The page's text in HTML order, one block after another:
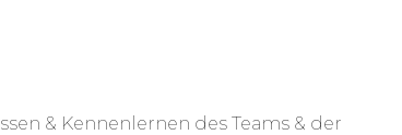
& Kennenlernen des Teams & der